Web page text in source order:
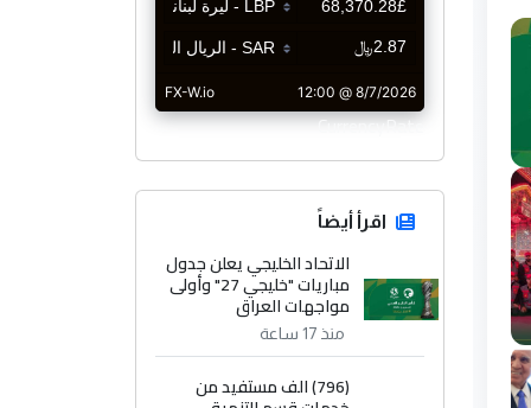
CurrencyRate
اقرأ أيضاً
الاتحاد الخليجي يعلن جدول
مباريات "خليجي 27" وأولى
مواجهات العراق
منذ 17 ساعة
(796) الف مستفيد من